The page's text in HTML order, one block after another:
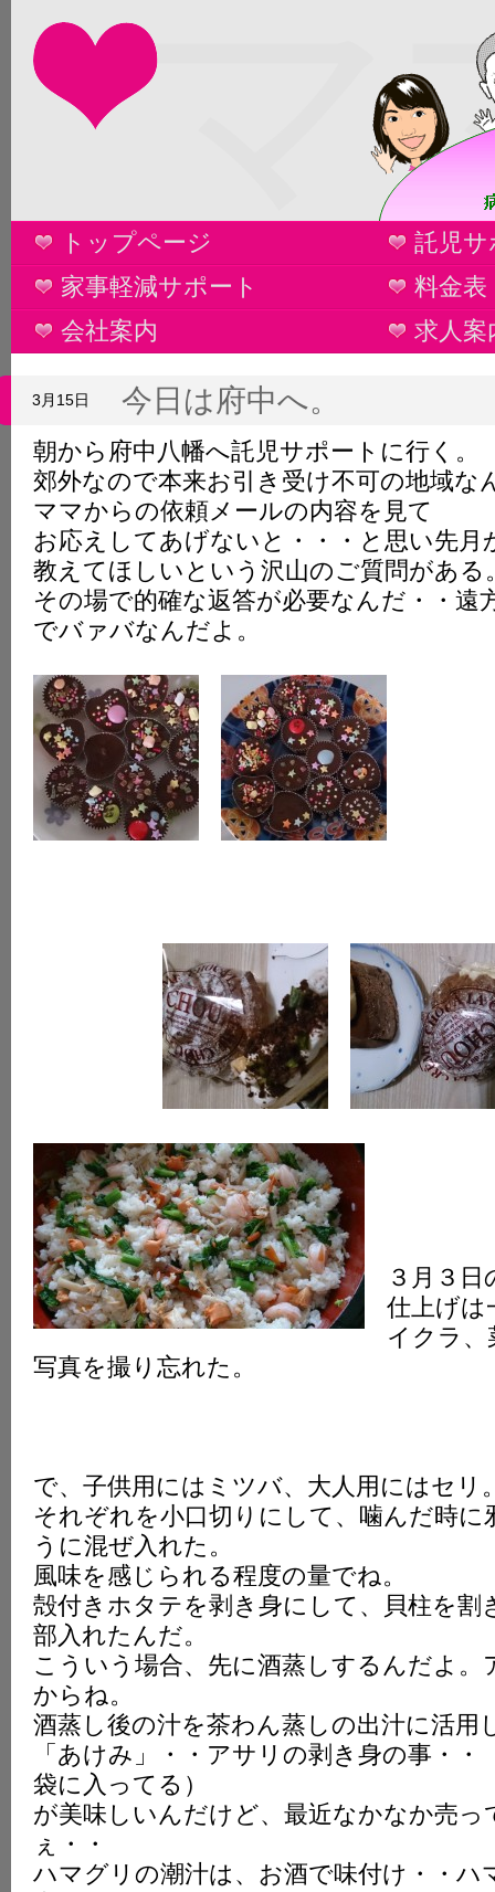
マ
トップページ
託児
家事軽減サポート
料金表
会社案内
求人案
今日は府中へ。
3月15日
朝から府中八幡へ託児サポートに行く。
郊外なので本来お引き受け不可の地域な
ママからの依頼メールの内容を見て
お応えしてあげないと・・・と思い先月
教えてほしいという沢山のご質問がある
その場で的確な返答が必要なんだ・・遠
でバァバなんだよ。
３月３
仕上げは
イクラ、
写真を撮り忘れた。
で、子供用にはミツバ、大人用にはセリ
それぞれを小口切りにして、噛んだ時に
うに混ぜ入れた。
風味を感じられる程度の量でね。
殻付きホタテを剥き身にして、貝柱を割
部入れたんだ。
こういう場合、先に酒蒸しするんだよ。
からね。
酒蒸し後の汁を茶わん蒸しの出汁に活用
「あけみ」・・アサリの剥き身の事・・
袋に入ってる）
が美味しいんだけど、最近なかなか売っ
ぇ・・
ハマグリの潮汁は、お酒で味付け・・ハ